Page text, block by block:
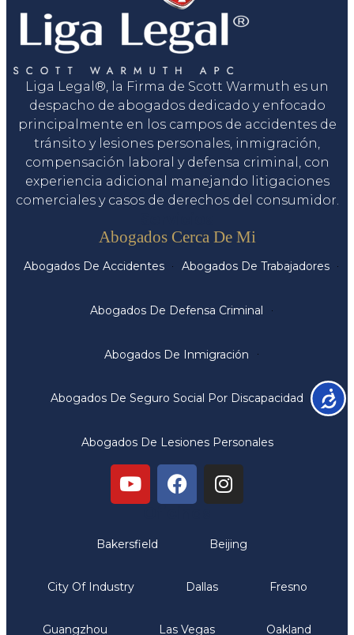
Liga Legal®, la Firma de Scott Warmuth es un
despacho de abogados dedicado y enfocado
principalmente en los campos de accidentes de
tránsito y lesiones personales, inmigración,
compensación laboral y defensa criminal, con
experiencia adicional manejando litigaciones
comerciales y casos de derechos del consumidor.
Abogados Cerca De Mi
Abogados De Accidentes Abogados De Trabajadores
Abogados De Defensa Criminal
Abogados De Inmigración
Abogados De Seguro Social Por Discapacidad
Abogados De Lesiones Personales
Bakersfield Beijing
City Of Industry Dallas Fresno
Guangzhou Las Vegas Oakland